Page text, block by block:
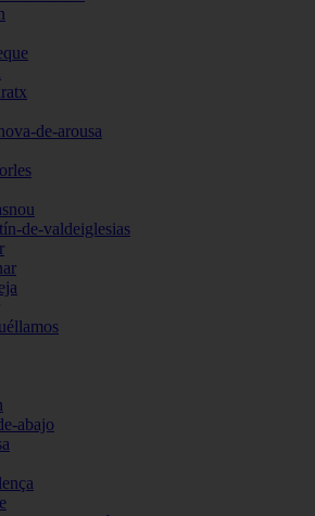
de-arousa
de-valdeiglesias
abajo